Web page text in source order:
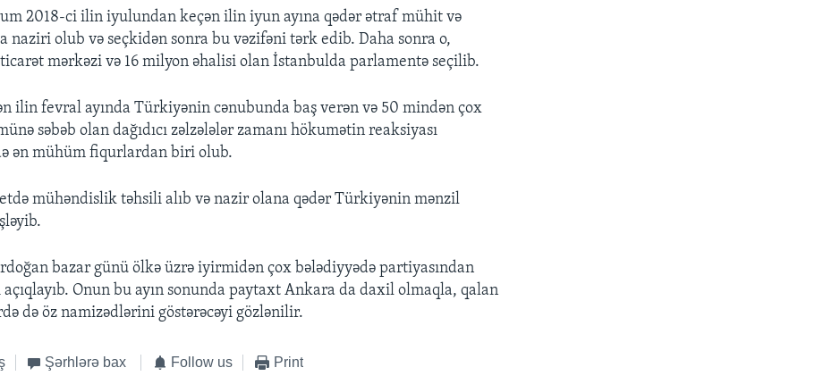
2018-ci ilin iyulundan keçən ilin iyun ayına qədər ətraf mühit və
naziri olub və seçkidən sonra bu vəzifəni tərk edib. Daha sonra o,
mərkəzi və 16 milyon əhalisi olan İstanbulda parlamentə seçilib.
ilin fevral ayında Türkiyənin cənubunda baş verən və 50 mindən çox
səbəb olan dağıdıcı zəlzələlər zamanı hökumətin reaksiyası
ən mühüm fiqurlardan biri olub.
mühəndislik təhsili alıb və nazir olana qədər Türkiyənin mənzil
bazar günü ölkə üzrə iyirmidən çox bələdiyyədə partiyasından
Onun bu ayın sonunda paytaxt Ankara da daxil olmaqla, qalan
də öz namizədlərini göstərəcəyi gözlənilir.
Şərhlərə bax Follow us Print